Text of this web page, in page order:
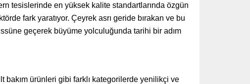
tesislerinde en yüksek kalite standartlarında özgün
fark yaratıyor. Çeyrek asrı geride bırakan ve bu
geçerek büyüme yolculuğunda tarihi bir adım
ürünleri gibi farklı kategorilerde yenilikçi ve